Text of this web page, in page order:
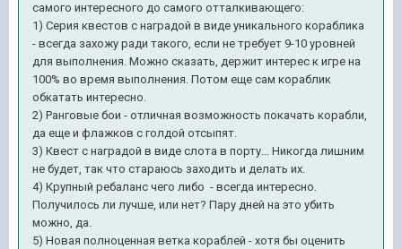
самого интересного до самого отталкивающего:
1) Серия квестов с наградой в виде уникального кораблика
- всегда захожу ради такого, если не требует 9-10 уровней
для выполнения. Можно сказать, держит интерес к игре на
100% во время выполнения. Потом еще сам кораблик
обкатать интересно.
2) Ранговые бои - отличная возможность покачать корабли,
да еще и флажков с голдой отсыпят.
3) Квест с наградой в виде слота в порту... Никогда лишним
не будет, так что стараюсь заходить и делать их.
4) Крупный ребаланс чего либо - всегда интересно.
Получилось ли лучше, или нет? Пару дней на это убить
можно, да.
5) Новая полноценная ветка кораблей - хотя бы оценить